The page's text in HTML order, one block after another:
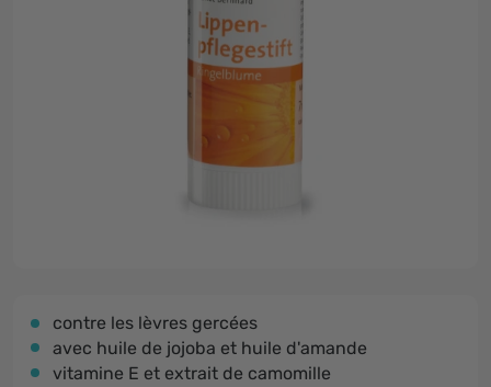
contre les lèvres gercées
avec huile de jojoba et huile d'amande
vitamine E et extrait de camomille